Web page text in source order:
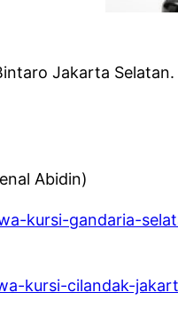
Jakarta Selatan.
Abidin)
kursi-gandaria-
kursi-cilandak-